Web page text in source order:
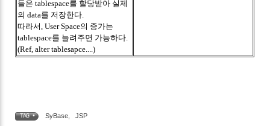
들은 tablespace를 할당받아 실제
의 data를 저장한다.
따라서, User Space의 증가는
tablespace를 늘려주면 가능하다.
(Ref, alter tablesapce....)
TAG • SyBase JSP